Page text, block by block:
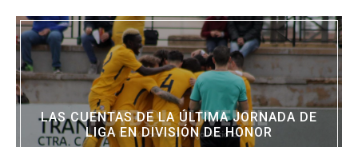
LAS CUENTAS DE LA ÚLTIMA JORNADA DE
LIGA EN DIVISIÓN DE HONOR